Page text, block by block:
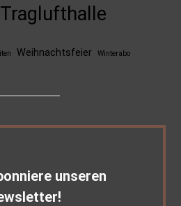
Traglufthalle
Weihnachtsfeier Winterabo
unseren